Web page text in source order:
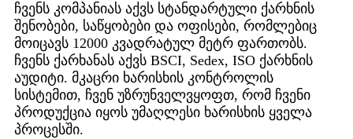
ჩვენს კომპანიას აქვს სტანდარტული ქარხნის
შენობები, საწყობები და ოფისები, რომლებიც
მოიცავს 12000 კვადრატულ მეტრ ფართობს.
ჩვენს ქარხანას აქვს BSCI, Sedex, ISO ქარხნის
აუდიტი. მკაცრი ხარისხის კონტროლის
სისტემით, ჩვენ უზრუნველვყოფთ, რომ ჩვენი
პროდუქცია იყოს უმაღლესი ხარისხის ყველა
პროცესში.